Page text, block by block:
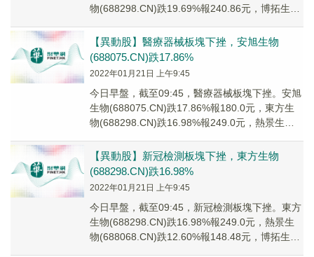
物(688298.CN)跌19.69%報240.86元，博拓生物
【異動股】醫療器械板塊下挫，安旭生物
(688075.CN)跌17.86%
2022年01月21日 上午9:45
今日早盤，截至09:45，醫療器械板塊下挫。安旭
生物(688075.CN)跌17.86%報180.0元，東方生
物(688298.CN)跌16.98%報249.0元，熱景生物
【異動股】新冠檢測板塊下挫，東方生物
(688298.CN)跌16.98%
2022年01月21日 上午9:45
今日早盤，截至09:45，新冠檢測板塊下挫。東方
生物(688298.CN)跌16.98%報249.0元，熱景生
物(688068.CN)跌12.60%報148.48元，博拓生物